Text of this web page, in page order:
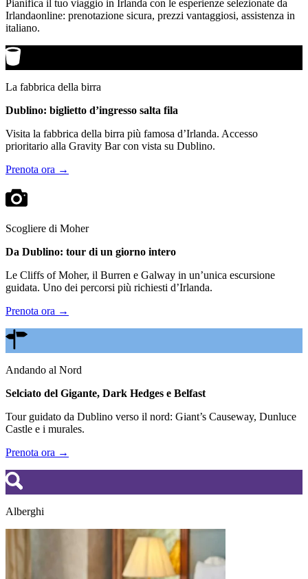
Pianifica il tuo viaggio in Irlanda con le esperienze selezionate da
Irlandaonline: prenotazione sicura, prezzi vantaggiosi, assistenza in
italiano.
La fabbrica della birra
Dublino: biglietto d’ingresso salta fila
Visita la fabbrica della birra più famosa d’Irlanda. Accesso
prioritario alla Gravity Bar con vista su Dublino.
Prenota ora →
Scogliere di Moher
Da Dublino: tour di un giorno intero
Le Cliffs of Moher, il Burren e Galway in un’unica escursione
guidata. Uno dei percorsi più richiesti d’Irlanda.
Prenota ora →
Andando al Nord
Selciato del Gigante, Dark Hedges e Belfast
Tour guidato da Dublino verso il nord: Giant’s Causeway, Dunluce
Castle e i murales.
Prenota ora →
Alberghi